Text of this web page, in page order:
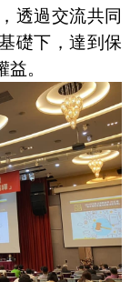
透過交流共同
礎下，達到保
。